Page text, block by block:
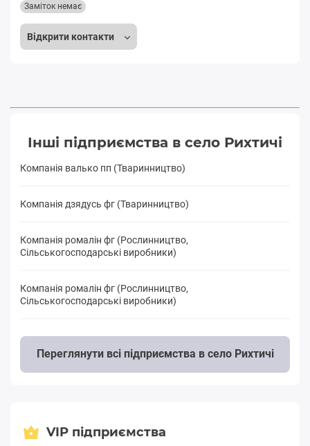
Відкрити контакти
Заміток немає
Інші підприємства в село Рихтичі
Компанія валько пп (Тваринництво)
Компанія дзядусь фг (Тваринництво)
Компанія ромалін фг (Рослинництво,
Сільськогосподарські виробники)
Компанія ромалін фг (Рослинництво,
Сільськогосподарські виробники)
Переглянути всі підприємства в село Рихтичі
VIP підприємства